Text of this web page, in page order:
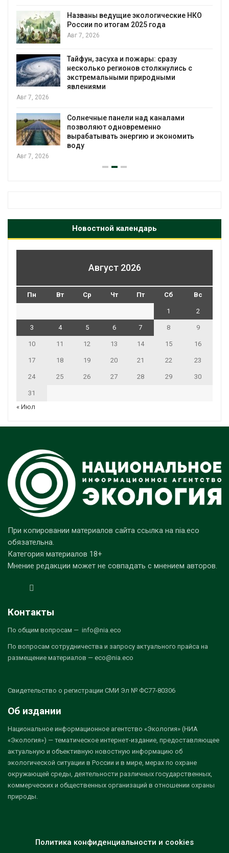
Названы ведущие экологические НКО
России по итогам 2025 года
Авг 7, 2026
Тайфун, засуха и пожары: сразу
несколько регионов столкнулись с
экстремальными природными
явлениями
Авг 7, 2026
Солнечные панели над каналами
позволяют одновременно
вырабатывать энергию и экономить
воду
Авг 7, 2026
Новостной календарь
Август 2026
Пн Вт Ср Чт Пт Сб Вс
1 2
3 4 5 6 7 8 9
10 11 12 13 14 15 16
17 18 19 20 21 22 23
24 25 26 27 28 29 30
31
« Июл
При копировании материалов сайта ссылка на nia.eco
обязательна.
Категория материалов 18+
Мнение редакции может не совпадать с мнением авторов.
Контакты
По общим вопросам — info@nia.eco
По вопросам сотрудничества и запросу актуального прайса на
размещение материалов — eco@nia.eco
Свидетельство о регистрации СМИ Эл № ФС77-80306
Об издании
Национальное информационное агентство «Экология» (НИА
«Экология») — тематическое интернет-издание, предоставляющее
актуальную и объективную новостную информацию об
экологической ситуации в России и в мире, мерах по охране
окружающей среды, деятельности различных государственных,
коммерческих и общественных организаций в отношении охраны
природы.
Политика конфиденциальности и cookies